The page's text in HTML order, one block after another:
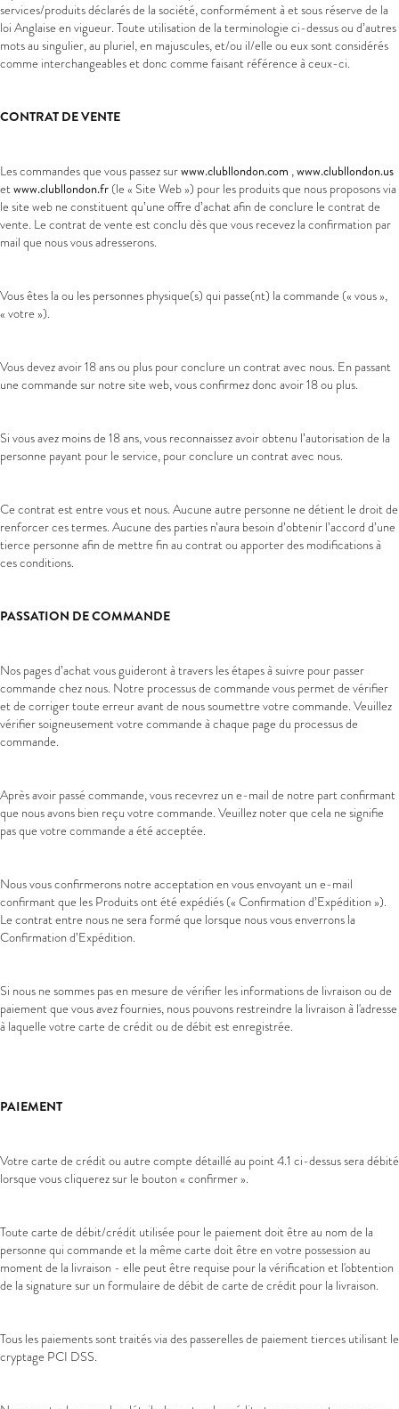
services/produits déclarés de la société, conformément à et sous réserve de la
loi Anglaise en vigueur. Toute utilisation de la terminologie ci-dessus ou d’autres
mots au singulier, au pluriel, en majuscules, et/ou il/elle ou eux sont considérés
comme interchangeables et donc comme faisant référence à ceux-ci.
CONTRAT DE VENTE
Les commandes que vous passez surwww.clubllondon.com ,www.clubllondon.us
etwww.clubllondon.fr (le « Site Web ») pour les produits que nous proposons via
le site web ne constituent qu’une offre d’achat afin de conclure le contrat de
vente. Le contrat de vente est conclu dès que vous recevez la confirmation par
mail que nous vous adresserons.
Vous êtes la ou les personnes physique(s) qui passe(nt) la commande (« vous »,
« votre »).
Vous devez avoir 18 ans ou plus pour conclure un contrat avec nous. En passant
une commande sur notre site web, vous confirmez donc avoir 18 ou plus.
Si vous avez moins de 18 ans, vous reconnaissez avoir obtenu l’autorisation de la
personne payant pour le service, pour conclure un contrat avec nous.
Ce contrat est entre vous et nous. Aucune autre personne ne détient le droit de
renforcer ces termes. Aucune des parties n’aura besoin d’obtenir l’accord d’une
tierce personne afin de mettre fin au contrat ou apporter des modifications à
ces conditions.
PASSATION DE COMMANDE
Nos pages d’achat vous guideront à travers les étapes à suivre pour passer
commande chez nous. Notre processus de commande vous permet de vérifier
et de corriger toute erreur avant de nous soumettre votre commande. Veuillez
vérifier soigneusement votre commande à chaque page du processus de
commande.
Après avoir passé commande, vous recevrez un e-mail de notre part confirmant
que nous avons bien reçu votre commande. Veuillez noter que cela ne signifie
pas que votre commande a été acceptée.
Nous vous confirmerons notre acceptation en vous envoyant un e-mail
confirmant que les Produits ont été expédiés (« Confirmation d’Expédition »).
Le contrat entre nous ne sera formé que lorsque nous vous enverrons la
Confirmation d’Expédition.
Si nous ne sommes pas en mesure de vérifier les informations de livraison ou de
paiement que vous avez fournies, nous pouvons restreindre la livraison à l'adresse
à laquelle votre carte de crédit ou de débit est enregistrée.
PAIEMENT
Votre carte de crédit ou autre compte détaillé au point 4.1 ci-dessus sera débité
lorsque vous cliquerez sur le bouton « confirmer ».
Toute carte de débit/crédit utilisée pour le paiement doit être au nom de la
personne qui commande et la même carte doit être en votre possession au
moment de la livraison - elle peut être requise pour la vérification et l'obtention
de la signature sur un formulaire de débit de carte de crédit pour la livraison.
Tous les paiements sont traités via des passerelles de paiement tierces utilisant le
cryptage PCI DSS.